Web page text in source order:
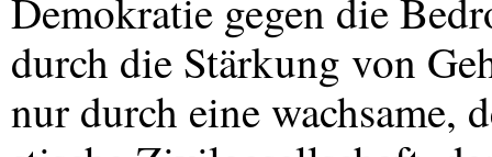
Demokratie gegen die
durch die Stärkung von
nur durch eine wachsame,